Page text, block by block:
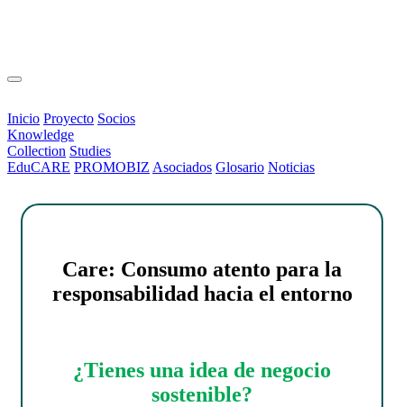
Inicio Proyecto Socios
Knowledge
Collection Studies
EduCARE PROMOBIZ Asociados Glosario Noticias
Care: Consumo atento para la
responsabilidad hacia el entorno
¿Tienes una idea de negocio
sostenible?